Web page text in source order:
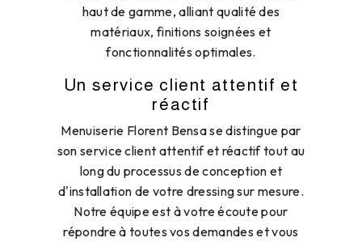
haut de gamme, alliant qualité des
matériaux, finitions soignées et
fonctionnalités optimales.
Un service client attentif et
réactif
Menuiserie Florent Bensa se distingue par
son service client attentif et réactif tout au
long du processus de conception et
d'installation de votre dressing sur mesure.
Notre équipe est à votre écoute pour
répondre à toutes vos demandes et vous